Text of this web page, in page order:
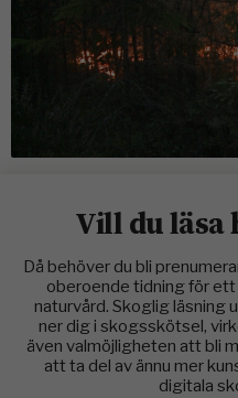
Vill du läsa
Då behöver du bli
oberoende tidning för
naturvård. Skoglig läsning
ner dig i skogsskötsel,
även valmöjligheten att bli
att ta del av ännu mer
digitala